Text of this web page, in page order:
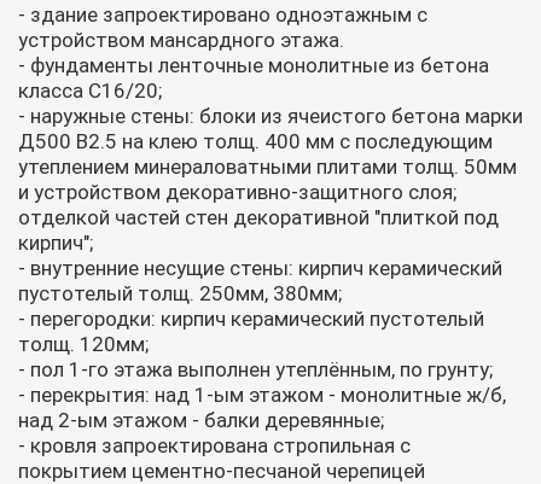
- здание запроектировано одноэтажным с
устройством мансардного этажа.
- фундаменты ленточные монолитные из бетона
класса С16/20;
- наружные стены: блоки из ячеистого бетона марки
Д500 В2.5 на клею толщ. 400 мм с последующим
утеплением минераловатными плитами толщ. 50мм
и устройством декоративно-защитного слоя;
отделкой частей стен декоративной "плиткой под
кирпич";
- внутренние несущие стены: кирпич керамический
пустотелый толщ. 250мм, 380мм;
- перегородки: кирпич керамический пустотелый
толщ. 120мм;
- пол 1-го этажа выполнен утеплённым, по грунту;
- перекрытия: над 1-ым этажом - монолитные ж/б,
над 2-ым этажом - балки деревянные;
- кровля запроектирована стропильная с
покрытием цементно-песчаной черепицей